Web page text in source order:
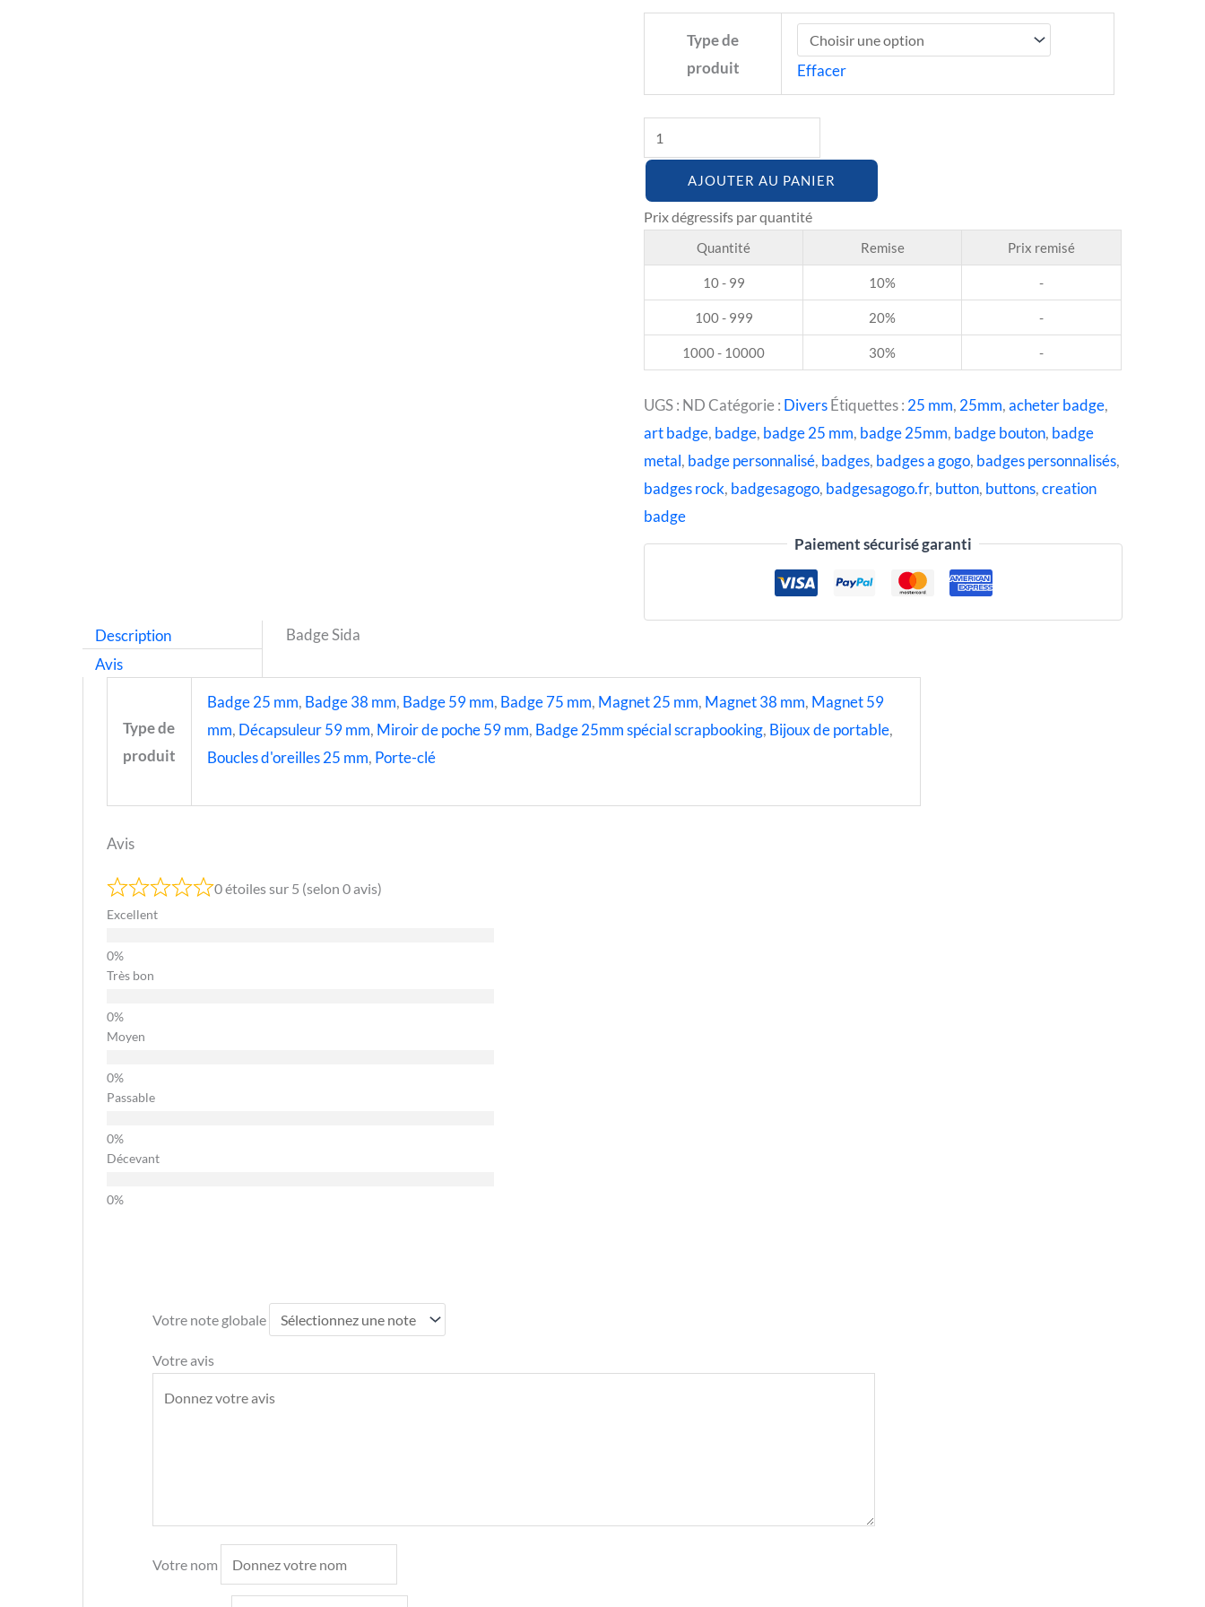
Type de
produit
Effacer
AJOUTER AU PANIER
Quantité Remise Prix remisé
10 - 99 10% -
100 - 999 20% -
1000 - 10000 30% -
UGS : ND Catégorie : DiversÉtiquettes : 25 mm, 25mm,acheter badge,
art badge, badge, badge 25 mm, badge 25mm, badge bouton, badge
metal, badge personnalisé, badges, badges a gogo, badges personnalisés,
badges rock, badgesagogo, badgesagogo.fr, button, buttons,creation
badge
Paiement sécurisé garanti
Description
Avis
Badge Sida
Type de
produit
Badge 25 mm, Badge 38 mm, Badge 59 mm, Badge 75 mm, Magnet 25 mm, Magnet 38 mm, Magnet 59
mm, Décapsuleur 59 mm, Miroir de poche 59 mm, Badge 25mm spécial scrapbooking, Bijoux de portable,
Boucles d'oreilles 25 mm, Porte-clé
Avis
0 étoiles sur 5 (selon 0 avis)
Excellent
Très bon
Moyen
Passable
Décevant
Votre note globale
Votre avis
Votre nom